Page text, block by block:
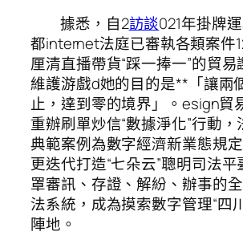
據悉，自2訪談021年掛牌
都internet法庭已審執各類案件
厘清直播帶貨“踩一捧一”的貿
維護游戲d她的目的是**「讓兩
止，達到零的境界」。esign貿
重辦刷單炒信“數據淨化”行動
典範案例為數字經濟新業態規
更迭代打造“七朵云”聰明司法
罩審訊、存證、解紛、辦事的
法系統，成為摸索數字管理“四
陣地。